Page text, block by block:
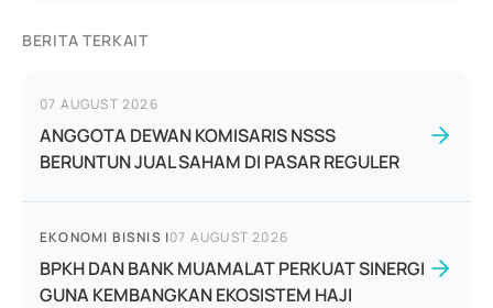
BERITA TERKAIT
07 AUGUST 2026
ANGGOTA DEWAN KOMISARIS NSSS
BERUNTUN JUAL SAHAM DI PASAR REGULER
EKONOMI BISNIS |07 AUGUST 2026
BPKH DAN BANK MUAMALAT PERKUAT SINERGI
GUNA KEMBANGKAN EKOSISTEM HAJI